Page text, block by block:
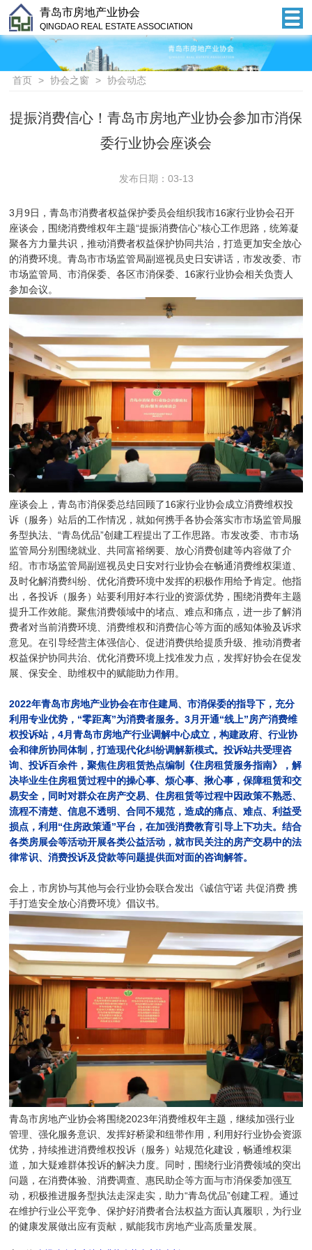
青岛市房地产业协会
QINGDAO REAL ESTATE ASSOCIATION
首页 > 协会之窗 > 协会动态
提振消费信心！青岛市房地产业协会参加市消保
委行业协会座谈会
发布日期：03-13
3月9日，青岛市消费者权益保护委员会组织我市16家行业协会召开
座谈会，围绕消费维权年主题“提振消费信心”核心工作思路，统筹凝
聚各方力量共识，推动消费者权益保护协同共治，打造更加安全放心
的消费环境。青岛市市场监管局副巡视员史日安讲话，市发改委、市
市场监管局、市消保委、各区市消保委、16家行业协会相关负责人
参加会议。
座谈会上，青岛市消保委总结回顾了16家行业协会成立消费维权投
诉（服务）站后的工作情况，就如何携手各协会落实市市场监管局服
务型执法、“青岛优品”创建工程提出了工作思路。市发改委、市市场
监管局分别围绕就业、共同富裕纲要、放心消费创建等内容做了介
绍。市市场监管局副巡视员史日安对行业协会在畅通消费维权渠道、
及时化解消费纠纷、优化消费环境中发挥的积极作用给予肯定。他指
出，各投诉（服务）站要利用好本行业的资源优势，围绕消费年主题
提升工作效能。聚焦消费领域中的堵点、难点和痛点，进一步了解消
费者对当前消费环境、消费维权和消费信心等方面的感知体验及诉求
意见。在引导经营主体强信心、促进消费供给提质升级、推动消费者
权益保护协同共治、优化消费环境上找准发力点，发挥好协会在促发
展、保安全、助维权中的赋能助力作用。
2022年青岛市房地产业协会在市住建局、市消保委的指导下，充分
利用专业优势，“零距离”为消费者服务。3月开通“线上”房产消费维
权投诉站，4月青岛市房地产行业调解中心成立，构建政府、行业协
会和律所协同体制，打造现代化纠纷调解新模式。投诉站共受理咨
询、投诉百余件，聚焦住房租赁热点编制《住房租赁服务指南》，解
决毕业生住房租赁过程中的操心事、烦心事、揪心事，保障租赁和交
易安全，同时对群众在房产交易、住房租赁等过程中因政策不熟悉、
流程不清楚、信息不透明、合同不规范，造成的痛点、难点、利益受
损点，利用“住房政策通”平台，在加强消费教育引导上下功夫。结合
各类房展会等活动开展各类公益活动，就市民关注的房产交易中的法
律常识、消费投诉及贷款等问题提供面对面的咨询解答。
会上，市房协与其他与会行业协会联合发出《诚信守诺 共促消费 携
手打造安全放心消费环境》倡议书。
青岛市房地产业协会将围绕2023年消费维权年主题，继续加强行业
管理、强化服务意识、发挥好桥梁和纽带作用，利用好行业协会资源
优势，持续推进消费维权投诉（服务）站规范化建设，畅通维权渠
道，加大疑难群体投诉的解决力度。同时，围绕行业消费领域的突出
问题，在消费体验、消费调查、惠民助企等方面与市消保委加强互
动，积极推进服务型执法走深走实，助力“青岛优品”创建工程。通过
在维护行业公平竞争、保护好消费者合法权益方面认真履职，为行业
的健康发展做出应有贡献，赋能我市房地产业高质量发展。